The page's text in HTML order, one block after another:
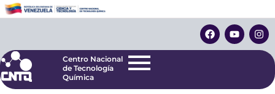
al
F
a
c
o
Y
o
u
e
I
n
s
r
Centro Nacional
de Tecnología
Centro Nacional
de Tecnología
Química